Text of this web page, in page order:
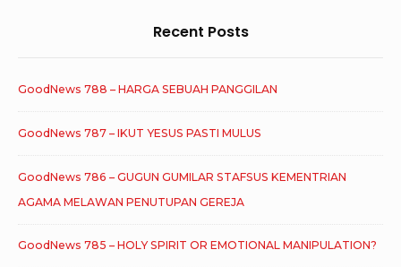
Recent Posts
GoodNews 788 – HARGA SEBUAH PANGGILAN
GoodNews 787 – IKUT YESUS PASTI MULUS
GoodNews 786 – GUGUN GUMILAR STAFSUS KEMENTRIAN
AGAMA MELAWAN PENUTUPAN GEREJA
GoodNews 785 – HOLY SPIRIT OR EMOTIONAL MANIPULATION?